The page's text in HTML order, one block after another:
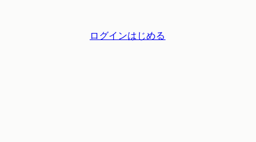
ログインはじめる